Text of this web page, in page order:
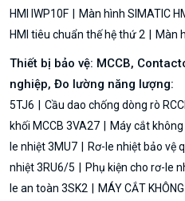
HMI IWP10F
Màn hình SIMATIC
HMI tiêu chuẩn thế hệ thứ 2
Màn
Thiết bị bảo vệ: MCCB,
nghiệp, Đo lường năng lượng:
5TJ6
Cầu dao chống dòng rò
khối MCCB 3VA27
Máy cắt
le nhiệt 3MU7
Rơ-le nhiệt bảo vệ
nhiệt 3RU6/5
Phụ kiện cho rơ-le
le an toàn 3SK2
MÁY CẮT